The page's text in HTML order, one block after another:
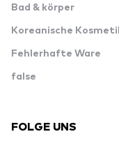
Bad & körper
Koreanische
Fehlerhafte Ware
false
FOLGE UNS